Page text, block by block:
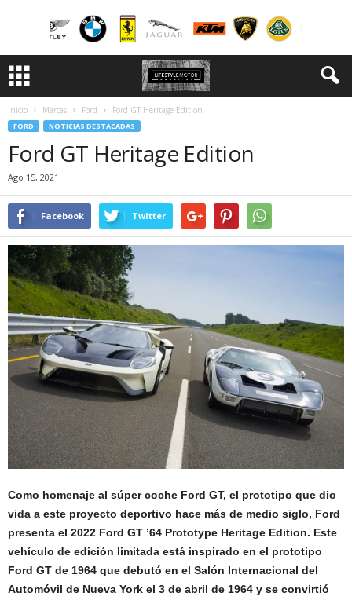
Inicio Marcas Ford Ford GT Heritage Edition
FORD NOTICIAS DESTACADAS
Ford GT Heritage Edition
Ago 15, 2021
Facebook Twitter
Como homenaje al súper coche Ford GT, el prototipo que dio
vida a este proyecto deportivo hace más de medio siglo, Ford
presenta el 2022 Ford GT ’64 Prototype Heritage Edition. Este
vehículo de edición limitada está inspirado en el prototipo
Ford GT de 1964 que debutó en el Salón Internacional del
Automóvil de Nueva York el 3 de abril de 1964 y se convirtió